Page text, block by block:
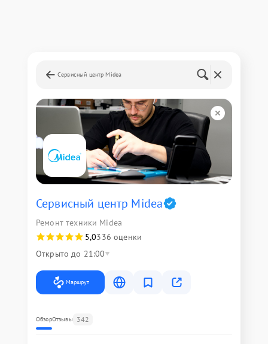
Сервисный центр Midea
Сервисный центр Midea
Ремонт техники Midea
5,0336 оценки
Открыто до 21:00
Маршрут
ОбзорОтзывы 342